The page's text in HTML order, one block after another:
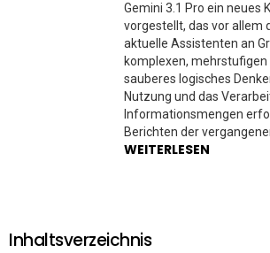
Gemini 3.1 Pro ein neues
vorgestellt, das vor allem
aktuelle Assistenten an
komplexen,
sauberes logisches
Nutzung und das
Informationsmengen
Berichten der
WEITERLESEN
Inhaltsverzeichnis